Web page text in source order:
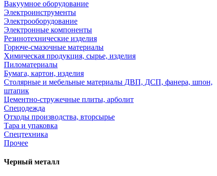
Вакуумное оборудование
Электроинструменты
Электрооборудование
Электронные компоненты
Резинотехнические изделия
Горюче-смазочные материалы
Химическая продукция, сырье, изделия
Пиломатериалы
Бумага, картон, изделия
Столярные и мебельные материалы ДВП, ДСП, фанера, шпон,
штапик
Цементно-стружечные плиты, арболит
Спецодежда
Отходы производства, вторсырье
Тара и упаковка
Спецтехника
Прочее
Черный металл